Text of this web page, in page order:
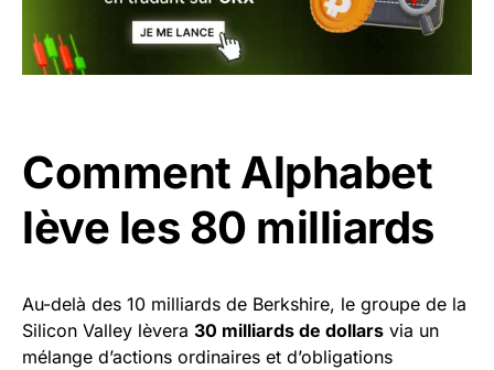
Comment Alphabet
lève les 80 milliards
Au-delà des 10 milliards de Berkshire, le groupe de la
Silicon Valley lèvera 30 milliards de dollars via un
mélange d’actions ordinaires et d’obligations